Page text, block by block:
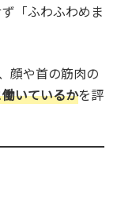
「ふわふわめま
顔や首の筋肉の
いているかを評